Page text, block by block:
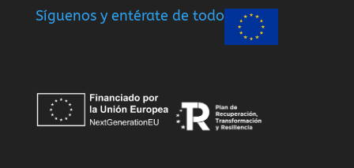
Síguenos y entérate de todo